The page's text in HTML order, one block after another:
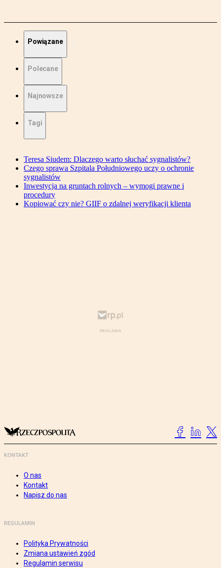
Powiązane
Polecane
Najnowsze
Tagi
Teresa Siudem: Dlaczego warto słuchać sygnalistów?
Czego sprawa Szpitala Południowego uczy o ochronie
sygnalistów
Inwestycja na gruntach rolnych – wymogi prawne i
procedury
Kopiować czy nie? GIIF o zdalnej weryfikacji klienta
KONTAKT
O nas
Kontakt
Napisz do nas
REGULAMIN
Polityka Prywatności
Zmiana ustawień zgód
Regulamin serwisu